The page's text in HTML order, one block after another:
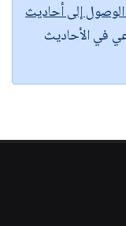
إلى أحاديث
في الأحاديث